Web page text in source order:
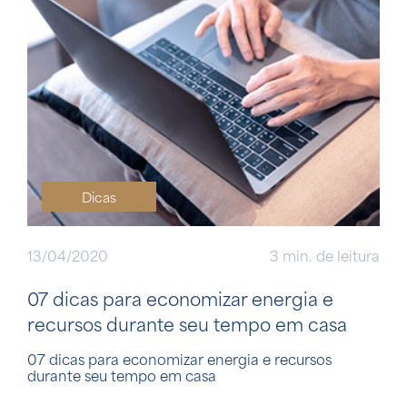
Dicas
13/04/2020 3 min. de leitura
07 dicas para economizar energia e
recursos durante seu tempo em casa
07 dicas para economizar energia e recursos
durante seu tempo em casa